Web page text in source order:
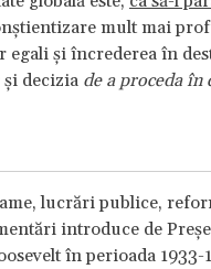
mult mai
egali și încrederea în
decizia de a proceda în
lucrări publice,
introduce de
în perioada 1933-